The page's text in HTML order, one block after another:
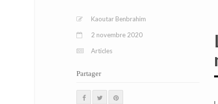
Kaoutar Benbrahim
2 novembre 2020
Articles
Partager